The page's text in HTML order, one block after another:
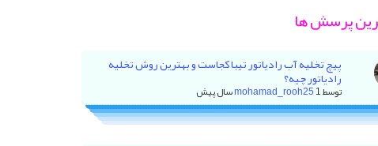
پرسش ها
پیچ تخلیه آب رادیاتور تیبا کجاست و بهترین روش تخلیه
رادیاتور چیه؟
توسط mohamad_rooh251 سال پیش